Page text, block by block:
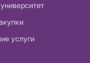
услуги